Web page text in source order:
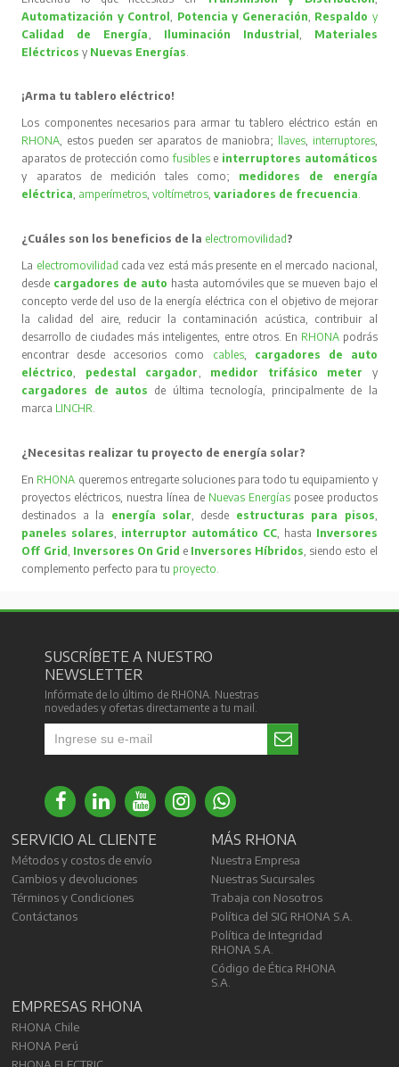
Automatización y Control, Potencia y Generación, Respaldo y
Calidad de Energía, Iluminación Industrial , Materiales
Eléctricos y Nuevas Energías.
¡Arma tu tablero eléctrico!
Los componentes necesarios para armar tu tablero eléctrico están en
RHONA, estos pueden ser aparatos de maniobra; llaves, interruptores,
aparatos de protección comofusibles e interruptores automáticos
y aparatos de medición tales como; medidores de energía
eléctrica, amperímetros,voltímetros,variadores de frecuencia.
¿Cuáles son los beneficios de la electromovilidad ?
La electromovilidad cada vez está más presente en el mercado nacional,
desde cargadores de auto hasta automóviles que se mueven bajo el
concepto verde del uso de la energía eléctrica con el objetivo de mejorar
la calidad del aire, reducir la contaminación acústica, contribuir al
desarrollo de ciudades más inteligentes, entre otros. En RHONA podrás
encontrar desde accesorios como cables, cargadores de auto
eléctrico, pedestal cargador, medidor trifásico meter
y
cargadores de autos de última tecnología, principalmente de la
marca LINCHR.
¿Necesitas realizar tu proyecto de energía solar?
En RHONA queremos entregarte soluciones para todo tu equipamiento y
proyectos eléctricos, nuestra línea de Nuevas Energíasposee productos
destinados a la energía solar, desde estructuras para pisos,
paneles solares, interruptor automático CC, hasta Inversores
Off Grid, Inversores On Grid e Inversores Híbridos, siendo esto el
complemento perfecto para tu proyecto.
SUSCRÍBETE A NUESTRO
NEWSLETTER
Infórmate de lo último de RHONA. Nuestras
novedades y ofertas directamente a tu mail.
SERVICIO AL CLIENTE
Métodos y costos de envío
Cambios y devoluciones
Términos y Condiciones
Contáctanos
MÁS RHONA
Nuestra Empresa
Nuestras Sucursales
Trabaja con Nosotros
Política del SIG RHONA S.A.
Política de Integridad
RHONA S.A.
Código de Ética RHONA
S.A.
EMPRESAS RHONA
RHONA Chile
RHONA Perú